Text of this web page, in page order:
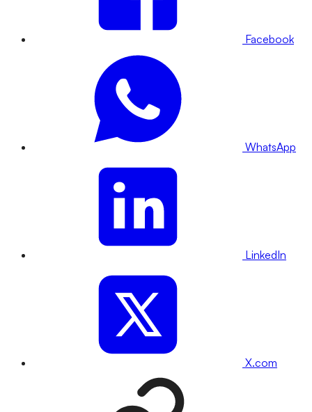
Facebook
WhatsApp
LinkedIn
X.com